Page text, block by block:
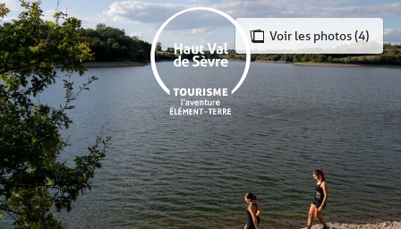
Aller
au
contenu
principal
Voir les photos (4)